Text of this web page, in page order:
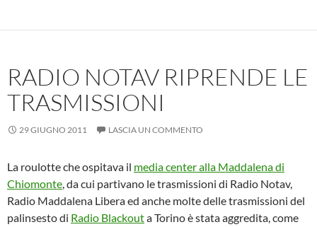
RADIO NOTAV RIPRENDE LE
TRASMISSIONI
29 GIUGNO 2011 LASCIA UN COMMENTO
La roulotte che ospitava il media center alla Maddalena di
Chiomonte, da cui partivano le trasmissioni di Radio Notav,
Radio Maddalena Libera ed anche molte delle trasmissioni del
palinsesto di Radio Blackouta Torino è stata aggredita, come